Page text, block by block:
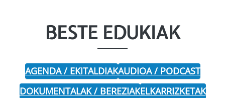
BESTE EDUKIAK
AGENDA / EKITALDIAKAUDIOA / PODCAST
DOKUMENTALAK / BEREZIAKELKARRIZKETAK